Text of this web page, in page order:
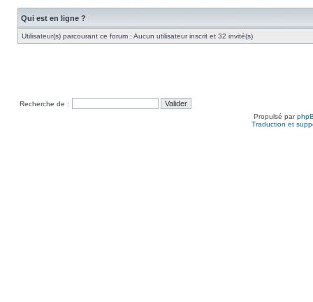
Qui est en ligne ?
Utilisateur(s) parcourant ce forum : Aucun utilisateur inscrit et 32 invité(s)
Recherche de :
Propulsé par
Traduction et